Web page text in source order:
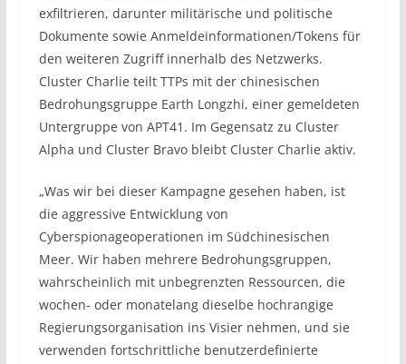
exfiltrieren, darunter militärische und politische
Dokumente sowie Anmeldeinformationen/Tokens für
den weiteren Zugriff innerhalb des Netzwerks.
Cluster Charlie teilt TTPs mit der chinesischen
Bedrohungsgruppe Earth Longzhi, einer gemeldeten
Untergruppe von APT41. Im Gegensatz zu Cluster
Alpha und Cluster Bravo bleibt Cluster Charlie aktiv.
„Was wir bei dieser Kampagne gesehen haben, ist
die aggressive Entwicklung von
Cyberspionageoperationen im Südchinesischen
Meer. Wir haben mehrere Bedrohungsgruppen,
wahrscheinlich mit unbegrenzten Ressourcen, die
wochen- oder monatelang dieselbe hochrangige
Regierungsorganisation ins Visier nehmen, und sie
verwenden fortschrittliche benutzerdefinierte